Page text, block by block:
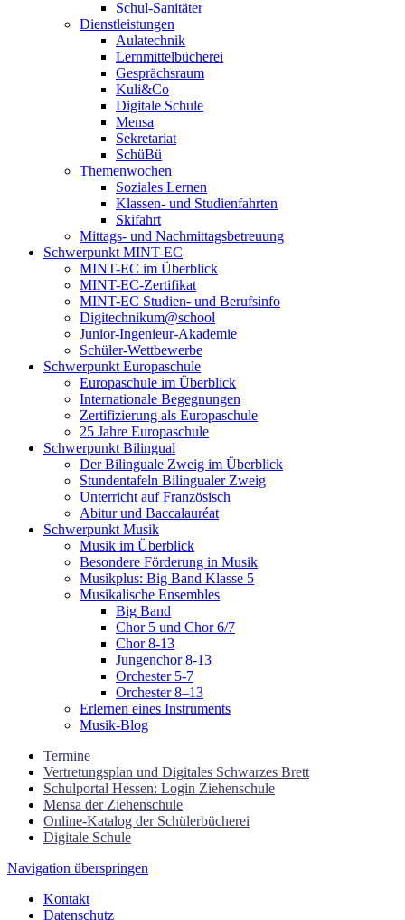
Schul-Sanitäter
Dienstleistungen
Aulatechnik
Lernmittelbücherei
Gesprächsraum
Kuli&Co
Digitale Schule
Mensa
Sekretariat
SchüBü
Themenwochen
Soziales Lernen
Klassen- und Studienfahrten
Skifahrt
Mittags- und Nachmittagsbetreuung
Schwerpunkt MINT-EC
MINT-EC im Überblick
MINT-EC-Zertifikat
MINT-EC Studien- und Berufsinfo
Digitechnikum­@school
Junior-Ingenieur-Akademie
Schüler-Wettbewerbe
Schwerpunkt Europaschule
Europaschule im Überblick
Internationale Begegnungen
Zertifizierung als Europaschule
25 Jahre Europaschule
Schwerpunkt Bilingual
Der Bilinguale Zweig im Überblick
Stundentafeln Bilingualer Zweig
Unterricht auf Französisch
Abitur und Baccalauréat
Schwerpunkt Musik
Musik im Überblick
Besondere Förderung in Musik
Musikplus: Big Band Klasse 5
Musikalische Ensembles
Big Band
Chor 5 und Chor 6/7
Chor 8-13
Jungenchor 8-13
Orchester 5-7
Orchester 8–13
Erlernen eines Instruments
Musik-Blog
Termine
Vertretungsplan und Digitales Schwarzes Brett
Schulportal Hessen: Login Ziehenschule
Mensa der Ziehenschule
Online-Katalog der Schülerbücherei
Digitale Schule
Navigation überspringen
Kontakt
Datenschutz